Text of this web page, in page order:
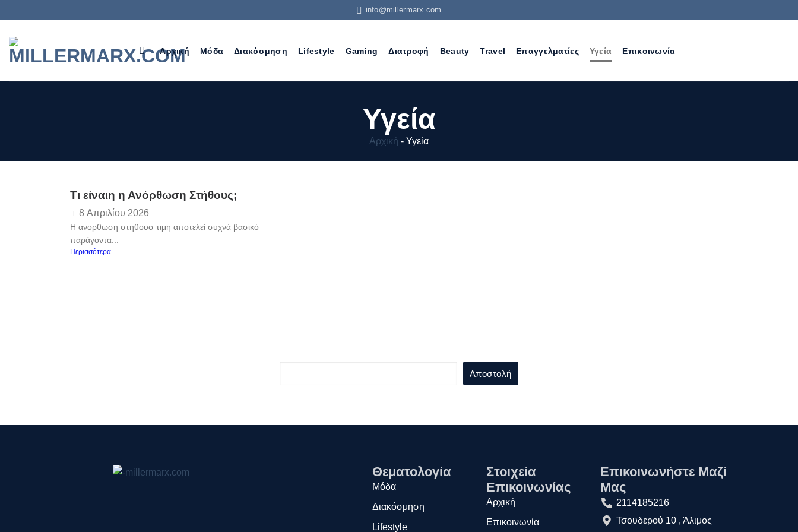
info@millermarx.com
Αρχική Μόδα Διακόσμηση Lifestyle Gaming Διατροφή Beauty Travel Επαγγελματίες Υγεία Επικοινωνία
Υγεία
Αρχική - Υγεία
Τι είναιη η Ανόρθωση Στήθους;
8 Απριλίου 2026
Η ανορθωση στηθουσ τιμη αποτελεί συχνά βασικό
παράγοντα...
Περισσότερα...
Αποστολή
Θεματολογία
Μόδα
Διακόσμηση
Lifestyle
Στοιχεία
Επικοινωνίας
Αρχική
Επικοινωνία
Επικοινωνήστε Μαζί
Μας
2114185216
Τσουδερού 10 , Άλιμος